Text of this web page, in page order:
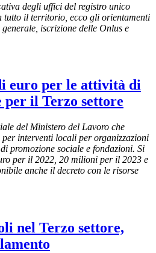
degli uffici del registro unico
tutto il territorio, ecco gli orientamenti
iscrizione delle Onlus e
euro per le attività di
per il Terzo settore
del Ministero del Lavoro che
interventi locali per organizzazioni
promozione sociale e fondazioni. Si
per il 2022, 20 milioni per il 2023 e
anche il decreto con le risorse
nel Terzo settore,